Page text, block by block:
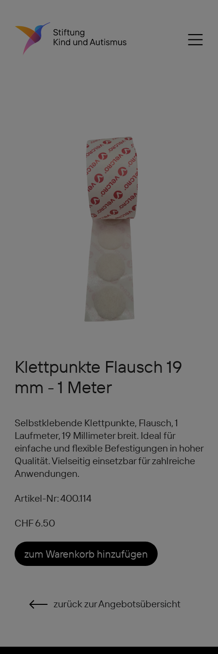
Klettpunkte Flausch 19
mm - 1 Meter
Selbstklebende Klettpunkte, Flausch, 1
Laufmeter, 19 Millimeter breit. Ideal für
einfache und flexible Befestigungen in hoher
Qualität. Vielseitig einsetzbar für zahlreiche
Anwendungen.
Artikel-Nr: 400.114
CHF 6.50
zum Warenkorb hinzufügen
zurück zur Angebotsübersicht